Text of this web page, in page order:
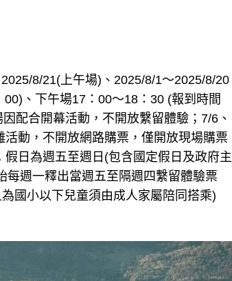
8/21(上午場)、2025/8/1～2025/8/20
、下午場17：00～18：30 (報到時間
配合開幕活動，不開放繫留體驗；7/6、
動，不開放網路購票，僅開放現場購票
日為週五至週日(包含國定假日及政府主
週一釋出當週五至隔週四繫留體驗票
國小以下兒童須由成人家屬陪同搭乘)